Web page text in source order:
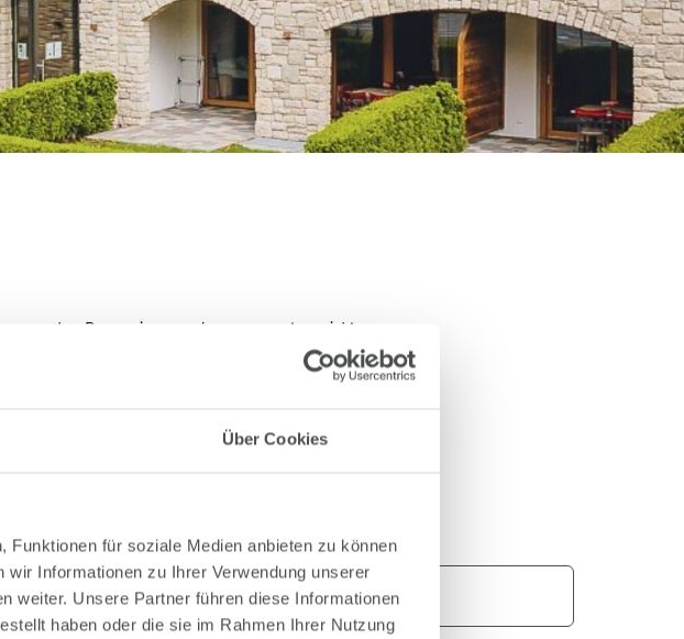
Über Cookies
für soziale Medien anbieten zu können
Informationen zu Ihrer Verwendung unserer
weiter. Unsere Partner führen diese Informationen
haben oder die sie im Rahmen Ihrer Nutzung
an das Reservierungsteam von AvenidA
rufen Sie uns an unter +43 6547 20 620.
*